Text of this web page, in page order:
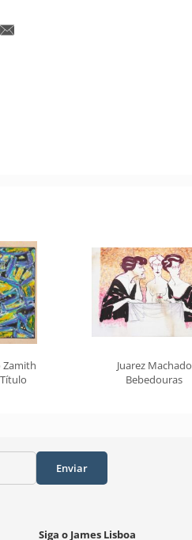
Zamith
Juarez Machado
Bebedouras
Enviar
Siga o James Lisboa